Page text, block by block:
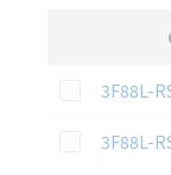
この資料を
3F88L-
この資料を
3F88L-